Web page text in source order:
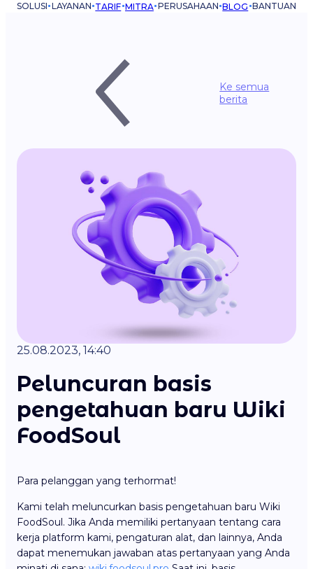
SOLUSI LAYANAN TARIF MITRA PERUSAHAAN BLOG BANTUAN
Ke semua
berita
25.08.2023, 14:40
Peluncuran basis
pengetahuan baru Wiki
FoodSoul
Para pelanggan yang terhormat!
Kami telah meluncurkan basis pengetahuan baru Wiki
FoodSoul. Jika Anda memiliki pertanyaan tentang cara
kerja platform kami, pengaturan alat, dan lainnya, Anda
dapat menemukan jawaban atas pertanyaan yang Anda